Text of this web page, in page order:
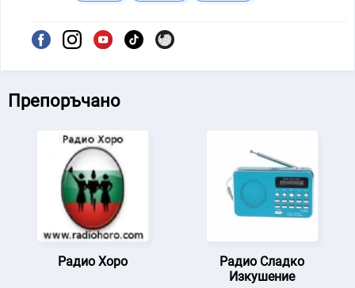
Препоръчано
Радио Хоро
Радио Сладко
Изкушение